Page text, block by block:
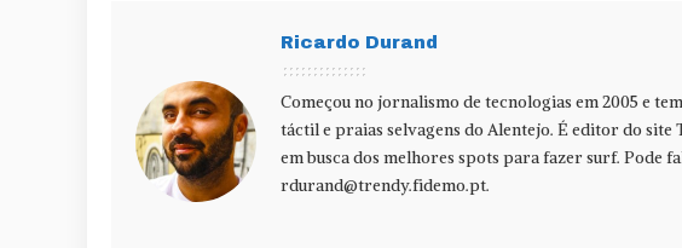
Ricardo Durand
Começou no jornalismo de tecnologias em 2005 e
táctil e praias selvagens do Alentejo. É editor do
em busca dos melhores spots para fazer surf. Pode
rdurand@trendy.fidemo.pt.